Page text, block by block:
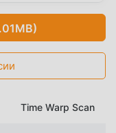
Time Warp Scan